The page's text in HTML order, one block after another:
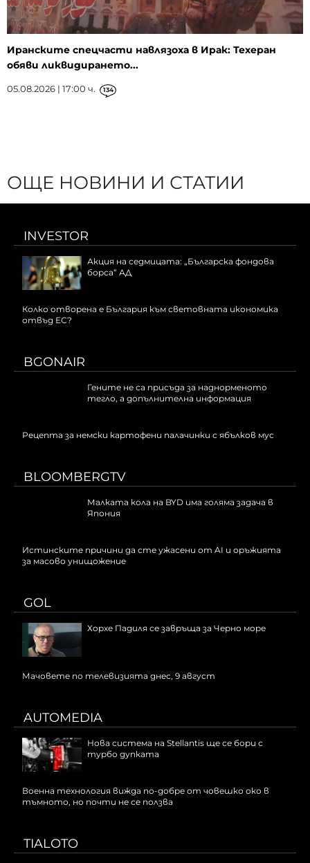
Иранските спецчасти навлязоха в Ирак: Техеран
обяви ликвидирането...
05.08.2026 | 17:00 ч. 134
ОЩЕ НОВИНИ И СТАТИИ
INVESTOR
Акция на седмицата: „Българска фондова
борса“ АД
Колко отворена е България към световната икономика
отвъд ЕС?
BGONAIR
Гените не са присъда за наднорменото
тегло, а допълнителна информация
Рецепта за немски картофени палачинки с ябълков мус
BLOOMBERGTV
Малката кола на BYD има голяма задача в
Япония
Истинските причини да сте ужасени от AI и оръжията
за масово унищожение
GOL
Хорхе Падиля се завръща за Черно море
Мачовете по телевизията днес, 9 август
AUTOMEDIA
Нова система на Stellantis ще се бори с
турбо дупката
Военна технология вижда по-добре от човешко око в
тъмното, но почти не се ползва
TIALOTO